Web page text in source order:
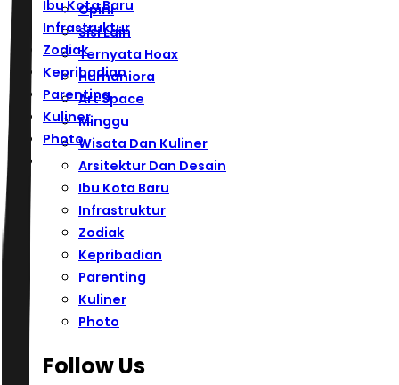
Ibu Kota Baru
Infrastruktur
Zodiak
Kepribadian
Parenting
Kuliner
Photo
Opini
Sisi Lain
Ternyata Hoax
Humaniora
Art Space
Minggu
Wisata Dan Kuliner
Arsitektur Dan Desain
Ibu Kota Baru
Infrastruktur
Zodiak
Kepribadian
Parenting
Kuliner
Photo
Follow Us